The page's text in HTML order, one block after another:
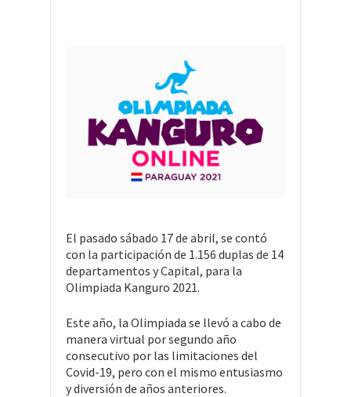
El pasado sábado 17 de abril, se contó
con la participación de 1.156 duplas de 14
departamentos y Capital, para la
Olimpiada Kanguro 2021.
Este año, la Olimpiada se llevó a cabo de
manera virtual por segundo año
consecutivo por las limitaciones del
Covid-19, pero con el mismo entusiasmo
y diversión de años anteriores.